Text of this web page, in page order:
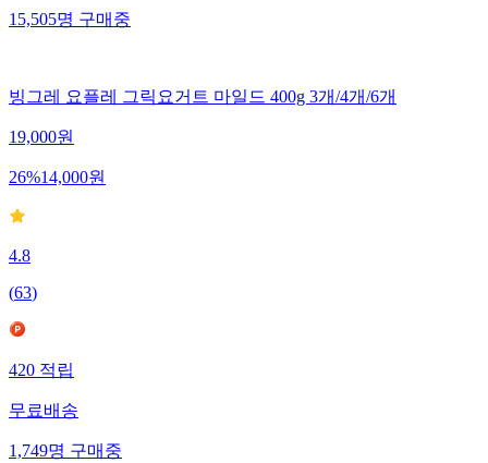
15,505명구매중
빙그레 요플레 그릭요거트 마일드 400g 3개/4개/6개
19,000원
26%14,000원
4.8
(63)
420적립
무료배송